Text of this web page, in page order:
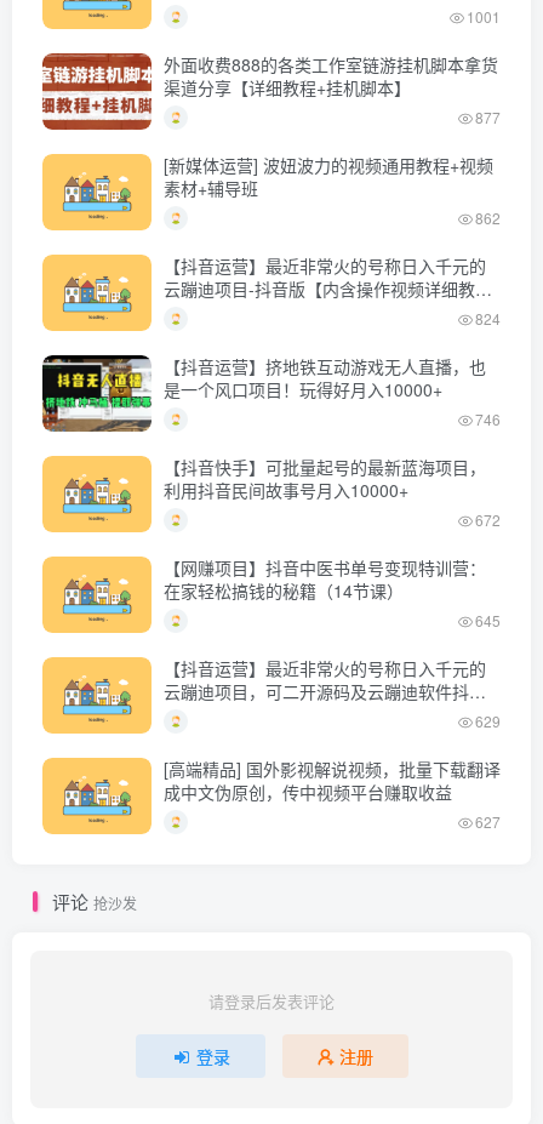
1001
外面收费888的各类工作室链游挂机脚本拿货
渠道分享【详细教程+挂机脚本】
877
[新媒体运营] 波妞波力的视频通用教程+视频
素材+辅导班
862
【抖音运营】最近非常火的号称日入千元的
云蹦迪项目-抖音版【内含操作视频详细教
程】
824
【抖音运营】挤地铁互动游戏无人直播，也
是一个风口项目！玩得好月入10000+
746
【抖音快手】可批量起号的最新蓝海项目，
利用抖音民间故事号月入10000+
672
【网赚项目】抖音中医书单号变现特训营：
在家轻松搞钱的秘籍（14节课）
645
【抖音运营】最近非常火的号称日入千元的
云蹦迪项目，可二开源码及云蹦迪软件抖音
版
629
[高端精品] 国外影视解说视频，批量下载翻译
成中文伪原创，传中视频平台赚取收益
627
评论 抢沙发
请登录后发表评论
登录 注册